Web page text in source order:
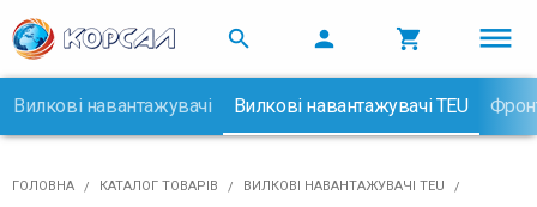
  
Вилкові навантажувачі Вилкові навантажувачі TEU
ГОЛОВНА КАТАЛОГ ТОВАРІВ ВИЛКОВІ НАВАНТАЖУВАЧІ TEU